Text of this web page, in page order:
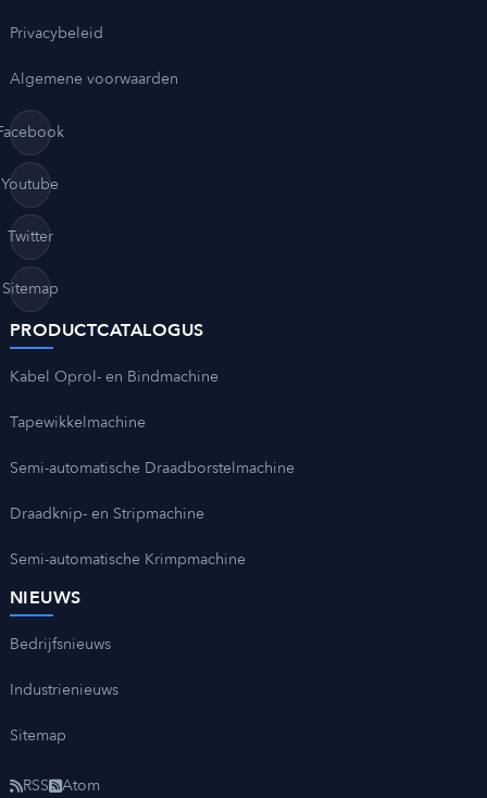
Privacybeleid
Algemene voorwaarden
Youtube
Twitter
Sitemap
PRODUCTCATALOGUS
Kabel Oprol- en Bindmachine
Tapewikkelmachine
Semi-automatische Draadborstelmachine
Draadknip- en Stripmachine
Semi-automatische Krimpmachine
NIEUWS
Bedrijfsnieuws
Industrienieuws
Sitemap
RSS Atom